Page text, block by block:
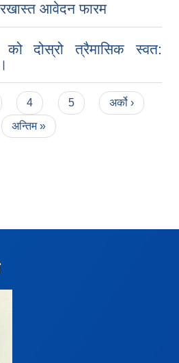
आवेदन फारम
दोस्रो त्रैमासिक स्वत:
4 5
अर्को ›
अन्तिम »